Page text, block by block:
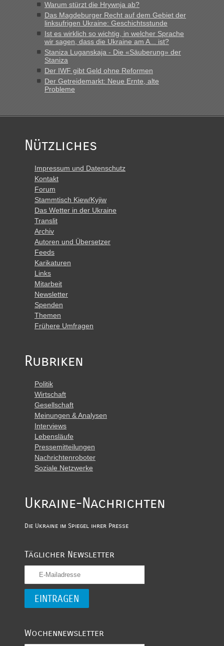
Berichte und Reisetipps • Re: An welchem
Grenzübergang zwischen Polen und der Ukraine geht es am
schnellsten?
„Derzeit, ist es überall sehr voll an den Grenzen Ukraine/
Polen. Zb. Krakovets 100 PKW ca. 10 h Wartezeit. Wollen
Montag rüber, versuchen es sehr früh.“
Warum stürzt die Hrywnja ab?
Das Magdeburger Recht auf dem Gebiet der
linksufrigen Ukraine: Geschichtsstunde
Ist es wirklich so wichtig, in welcher Sprache
wir sagen, dass die Ukraine am A... ist?
Staniza Luganskaja - Die «Säuberung» der
Staniza
Der IWF gibt Geld ohne Reformen
Der Getreidemarkt: Neue Ernte, alte
Probleme
Nützliches
Impressum und Datenschutz
Kontakt
Forum
Stammtisch Kiew/Kyjiw
Das Wetter in der Ukraine
Translit
Archiv
Autoren und Übersetzer
Feeds
Karikaturen
Links
Mitarbeit
Newsletter
Spenden
Themen
Frühere Umfragen
Rubriken
Politik
Wirtschaft
Gesellschaft
Meinungen & Analysen
Interviews
Lebensläufe
Pressemitteilungen
Nachrichtenroboter
Soziale Netzwerke
Ukraine-Nachrichten
Die Ukraine im Spiegel ihrer Presse
Täglicher Newsletter
Wochennewsletter